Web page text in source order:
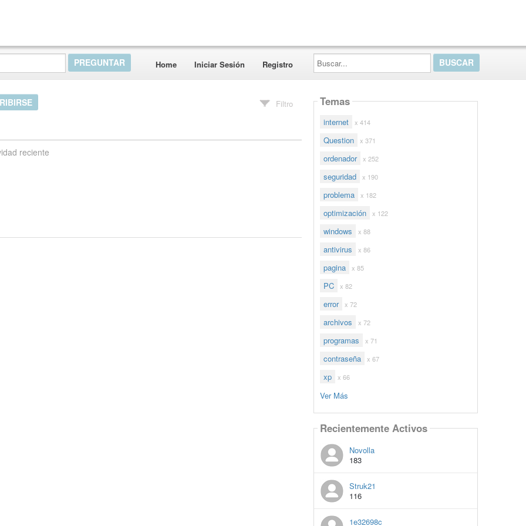
Home Iniciar Sesión Registro
Buscar...
Filtro
reciente
Temas
internet x 414
Question x 371
ordenador x 252
seguridad x 190
problema x 182
optimización x 122
windows x 88
antivirus x 86
pagina x 85
PC x 82
error x 72
archivos x 72
programas x 71
contraseña x 67
xp x 66
Ver Más
Recientemente Activos
Novolla
183
Struk21
116
1e32698c